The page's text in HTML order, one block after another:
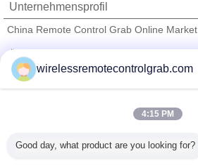
Unternehmensprofil
China Remote Control Grab Online Market
Trust Seal
Verified Suplier
Alle Produkte
wirelessremotecontrolgrab.com
4:15 PM
Good day, what product are you looking for?